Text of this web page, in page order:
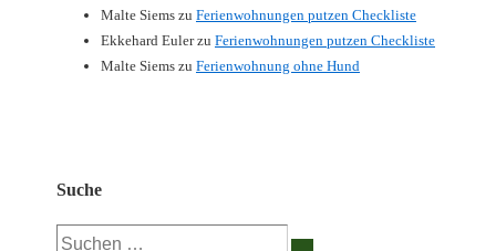
Malte Siems zu Ferienwohnungen putzen Checkliste
Ekkehard Eulerzu Ferienwohnungen putzen Checkliste
Malte Siems zu Ferienwohnung ohne Hund
Suche
Suchen